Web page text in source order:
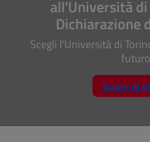
all'Università
Dichiarazione
Scegli l'Università di
Scopri di